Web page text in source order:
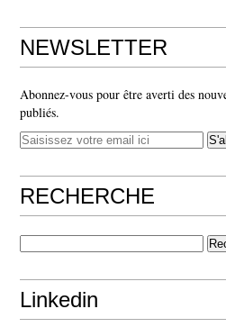
NEWSLETTER
Abonnez-vous pour être averti des
publiés.
RECHERCHE
Linkedin